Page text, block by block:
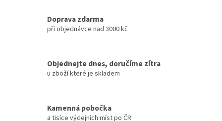
Doprava zdarma
při objednávce nad 3000 kč
Objednejte dnes, doručíme zítra
u zboží které je skladem
Kamenná pobočka
a tisíce výdejních míst po ČR